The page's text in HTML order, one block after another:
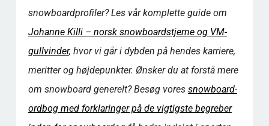
snowboardprofiler? Les vår komplette guide om
Johanne Killi – norsk snowboardstjerne og VM-
gullvinder, hvor vi går i dybden på hendes karriere,
meritter og højdepunkter. Ønsker du at forstå mere
om snowboard generelt? Besøg vores snowboard-
ordbog med forklaringer på de vigtigste begreber